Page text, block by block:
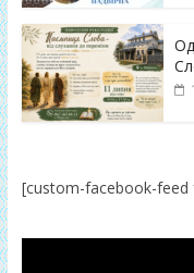
[custom-facebook-feed